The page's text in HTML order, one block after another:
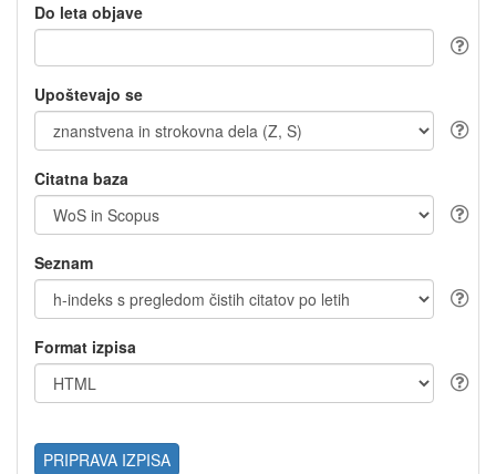
Do leta objave
Upoštevajo se
Citatna baza
Seznam
Format izpisa
PRIPRAVA IZPISA